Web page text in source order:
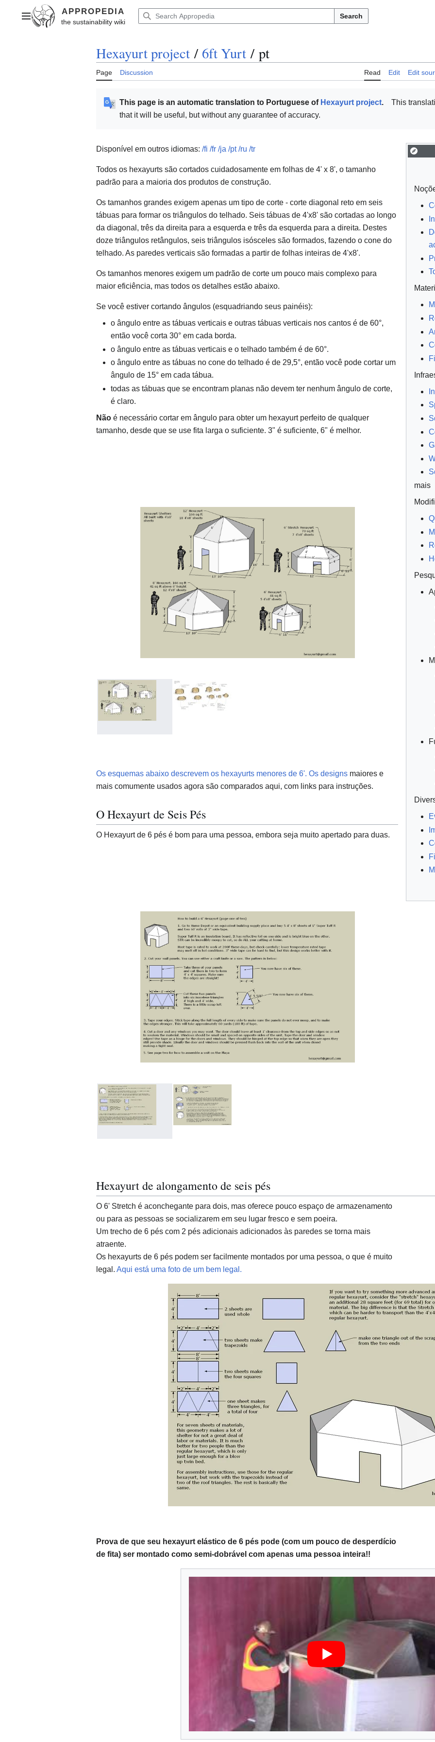
contentMain menu Search
Hexayurt project / 6ft Yurt / pt
Page Discussion Read Edit Edit
This page is an automatic translation to Portuguese of Hexayurt project.
This
that it will be useful, but without any guarantee of accuracy.
mais
Disponível em outros idiomas: /fi /fr /ja /pt/ru /tr
Todos os hexayurts são cortados cuidadosamente em folhas de 4' x 8', o tamanho
padrão para a maioria dos produtos de construção.
Os tamanhos grandes exigem apenas um tipo de corte - corte diagonal reto em seis
tábuas para formar os triângulos do telhado. Seis tábuas de 4'x8' são cortadas ao longo
da diagonal, três da direita para a esquerda e três da esquerda para a direita. Destes
doze triângulos retângulos, seis triângulos isósceles são formados, fazendo o cone do
telhado. As paredes verticais são formadas a partir de folhas inteiras de 4'x8'.
Os tamanhos menores exigem um padrão de corte um pouco mais complexo para
maior eficiência, mas todos os detalhes estão abaixo.
Se você estiver cortando ângulos (esquadriando seus painéis):
o ângulo entre as tábuas verticais e outras tábuas verticais nos cantos é de 60°,
então você corta 30° em cada borda.
o ângulo entre as tábuas verticais e o telhado também é de 60°.
o ângulo entre as tábuas no cone do telhado é de 29,5°, então você pode cortar um
ângulo de 15° em cada tábua.
todas as tábuas que se encontram planas não devem ter nenhum ângulo de corte,
é claro.
Não é necessário cortar em ângulo para obter um hexayurt perfeito de qualquer
tamanho, desde que se use fita larga o suficiente. 3" é suficiente, 6" é melhor.
Os esquemas abaixo descrevem os hexayurts menores de 6'. Os designs maiores e
mais comumente usados ​​agora são comparados aqui, com links para instruções.
O Hexayurt de Seis Pés
O Hexayurt de 6 pés é bom para uma pessoa, embora seja muito apertado para duas.
Hexayurt de alongamento de seis pés
O 6' Stretch é aconchegante para dois, mas oferece pouco espaço de armazenamento
ou para as pessoas se socializarem em seu lugar fresco e sem poeira.
Um trecho de 6 pés com 2 pés adicionais adicionados às paredes se torna mais
atraente.
Os hexayurts de 6 pés podem ser facilmente montados por uma pessoa, o que é muito
legal. Aqui está uma foto de um bem legal.
Prova de que seu hexayurt elástico de 6 pés pode (com um pouco de desperdício
de fita) ser montado como semi-dobrável com apenas uma pessoa inteira!!